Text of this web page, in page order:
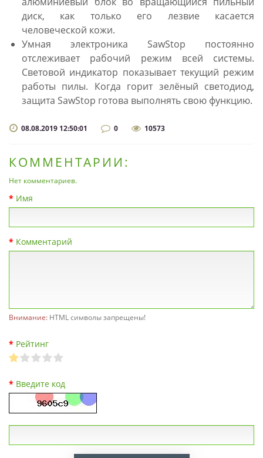
диск, как только его лезвие касается
человеческой кожи.
Умная электроника SawStop постоянно
отслеживает рабочий режим всей системы.
Световой индикатор показывает текущий режим
работы пилы. Когда горит зелёный светодиод,
защита SawStop готова выполнять свою функцию.
08.08.2019 12:50:01 0 10573
КОММЕНТАРИИ:
Нет комментариев.
Имя
Комментарий
Внимание: HTML символы запрещены!
Рейтинг
Введите код